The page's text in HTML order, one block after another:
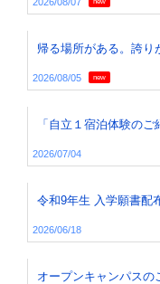
帰る場所がある。誇り
2026/08/05 new
「自立１宿泊体験のご
2026/07/04
令和9年生 入学願書配
2026/06/18
オープンキャンパスの